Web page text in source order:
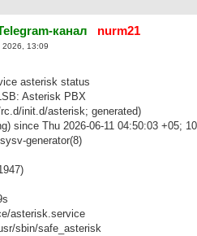
канал nurm21
13:09
asterisk status
Asterisk PBX
init.d/asterisk; generated)
since Thu 2026-06-11 04:50:03 +05;
generator(8)
asterisk.service
sbin/safe_asterisk